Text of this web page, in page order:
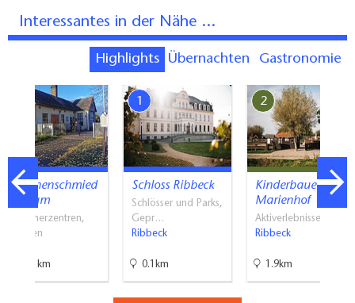
Interessantes in der Nähe ...
Highlights Übernachten Gastronomie
Storchenschmied
e Linum
Besucherzentren,
Museen
20.1km
1
Schloss Ribbeck
Schlösser und Parks,
Gepr…
Ribbeck
0.1km
2
Kinderbauernhof
Marienhof
Aktiverlebnisse
Ribbeck
1.9km